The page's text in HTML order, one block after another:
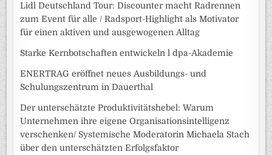
Lidl Deutschland Tour: Discounter macht Radrennen
zum Event für alle / Radsport-Highlight als Motivator
für einen aktiven und ausgewogenen Alltag
Starke Kernbotschaften entwickeln l dpa-Akademie
ENERTRAG eröffnet neues Ausbildungs- und
Schulungszentrum in Dauerthal
Der unterschätzte Produktivitätshebel: Warum
Unternehmen ihre eigene Organisationsintelligenz
verschenken/ Systemische Moderatorin Michaela Stach
über den unterschätzten Erfolgsfaktor